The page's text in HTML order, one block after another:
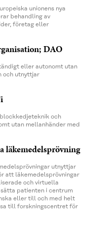
unionens nya
behandling av
företag eller
DAO
eller autonomt utan
och utnyttjar
och
utan mellanhänder med
läkemedelsprövning
utnyttjar
att läkemedelsprövningar
och virtuella
patienten i centrum
eller till och med helt
till forskningscentret för